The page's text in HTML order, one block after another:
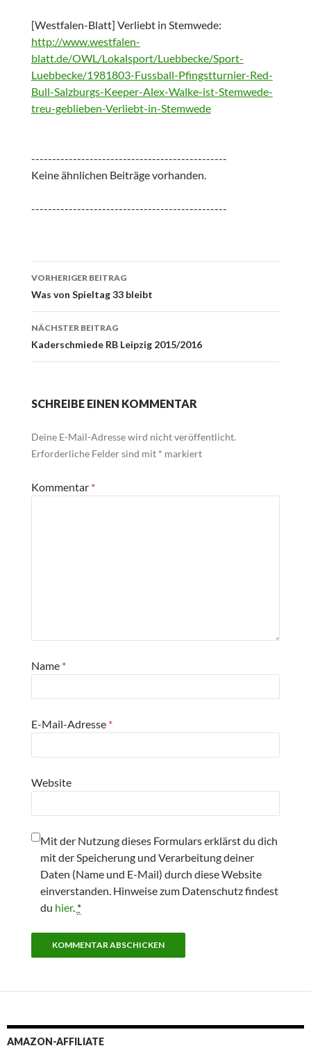
[Westfalen-Blatt] Verliebt in Stemwede:
http://www.westfalen-
blatt.de/OWL/Lokalsport/Luebbecke/Sport-
Luebbecke/1981803-Fussball-Pfingstturnier-Red-
Bull-Salzburgs-Keeper-Alex-Walke-ist-Stemwede-
treu-geblieben-Verliebt-in-Stemwede
-----------------------------------------------
Keine ähnlichen Beiträge vorhanden.
-----------------------------------------------
Beitrags-
Navigation
VORHERIGER BEITRAG
Was von Spieltag 33 bleibt
NÄCHSTER BEITRAG
Kaderschmiede RB Leipzig 2015/2016
SCHREIBE EINEN KOMMENTAR
Deine E-Mail-Adresse wird nicht veröffentlicht.
Erforderliche Felder sind mit * markiert
Kommentar *
Name *
E-Mail-Adresse *
Website
Mit der Nutzung dieses Formulars erklärst du dich
mit der Speicherung und Verarbeitung deiner
Daten (Name und E-Mail) durch diese Website
einverstanden. Hinweise zum Datenschutz findest
du hier. *
AMAZON-AFFILIATE